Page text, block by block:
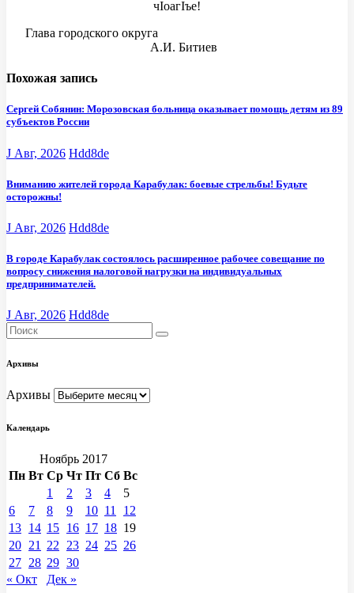
чIоагIъе!
Глава городского округа
А.И. Битиев
Похожая запись
Сергей Собянин: Морозовская больница оказывает помощь детям из 89
субъектов России
J Авг, 2026 Hdd8de
Вниманию жителей города Карабулак: боевые стрельбы! Будьте
осторожны!
J Авг, 2026 Hdd8de
В городе Карабулак состоялось расширенное рабочее совещание по
вопросу снижения налоговой нагрузки на индивидуальных
предпринимателей.
J Авг, 2026 Hdd8de
Архивы
Архивы
Календарь
Ноябрь 2017
Пн Вт Ср Чт Пт Сб Вс
1
2 3 4
5
6
7 8 9 10 11
12
13 14 15 16 17 18 19
20 21 22 23 24 25 26
27 28 29 30
« Окт
Дек »